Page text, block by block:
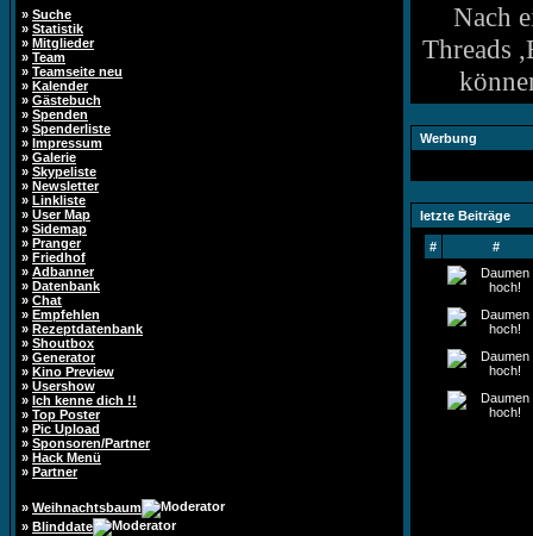
» Suche
» Statistik
» Mitglieder
» Team
» Teamseite neu
» Kalender
» Gästebuch
» Spenden
» Spenderliste
» Impressum
» Galerie
» Skypeliste
» Newsletter
» Linkliste
» User Map
» Sidemap
» Pranger
» Friedhof
» Adbanner
» Datenbank
» Chat
» Empfehlen
» Rezeptdatenbank
» Shoutbox
» Generator
» Kino Preview
» Usershow
» Ich kenne dich !!
» Top Poster
» Pic Upload
» Sponsoren/Partner
» Hack Menü
» Partner
» Weihnachtsbaum
» Blinddate
Nach
Threads
Werbung
letzte Beiträge
# #